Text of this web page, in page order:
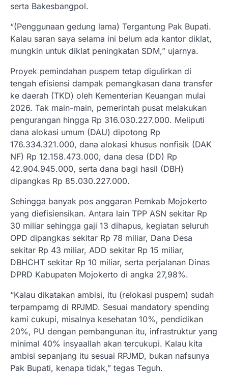
serta Bakesbangpol.
“(Penggunaan gedung lama) Tergantung Pak Bupati.
Kalau saran saya selama ini belum ada kantor diklat,
mungkin untuk diklat peningkatan SDM,” ujarnya.
Proyek pemindahan puspem tetap digulirkan di
tengah efisiensi dampak pemangkasan dana transfer
ke daerah (TKD) oleh Kementerian Keuangan mulai
2026. Tak main-main, pemerintah pusat melakukan
pengurangan hingga Rp 316.030.227.000. Meliputi
dana alokasi umum (DAU) dipotong Rp
176.334.321.000, dana alokasi khusus nonfisik (DAK
NF) Rp 12.158.473.000, dana desa (DD) Rp
42.904.945.000, serta dana bagi hasil (DBH)
dipangkas Rp 85.030.227.000.
Sehingga banyak pos anggaran Pemkab Mojokerto
yang diefisiensikan. Antara lain TPP ASN sekitar Rp
30 miliar sehingga gaji 13 dihapus, kegiatan seluruh
OPD dipangkas sekitar Rp 78 miliar, Dana Desa
sekitar Rp 43 miliar, ADD sekitar Rp 15 miliar,
DBHCHT sekitar Rp 10 miliar, serta perjalanan Dinas
DPRD Kabupaten Mojokerto di angka 27,98%.
“Kalau dikatakan ambisi, itu (relokasi puspem) sudah
terpampamg di RPJMD. Sesuai mandatory spending
kami cukupi, misalnya kesehatan 10%, pendidikan
20%, PU dengan pembangunan itu, infrastruktur yang
minimal 40% insyaallah akan tercukupi. Kalau kita
ambisi sepanjang itu sesuai RPJMD, bukan nafsunya
Pak Bupati, kenapa tidak,” tegas Teguh.